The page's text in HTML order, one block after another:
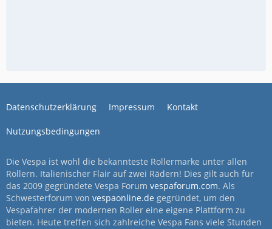
Datenschutzerklärung Impressum Kontakt
Nutzungsbedingungen
Die Vespa ist wohl die bekannteste Rollermarke unter allen
Rollern. Italienischer Flair auf zwei Rädern! Dies gilt auch für
das 2009 gegründete Vespa Forum vespaforum.com. Als
Schwesterforum von vespaonline.de gegründet, um den
Vespafahrer der modernen Roller eine eigene Plattform zu
bieten. Heute treffen sich zahlreiche Vespa Fans viele Stunden